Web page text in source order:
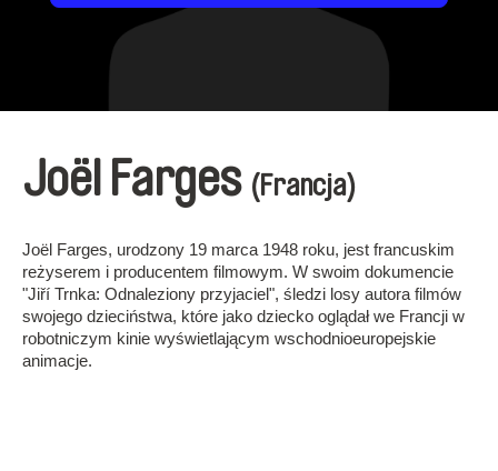
Joël Farges (Francja)
Joël Farges, urodzony 19 marca 1948 roku, jest francuskim
reżyserem i producentem filmowym. W swoim dokumencie
"Jiří Trnka: Odnaleziony przyjaciel", śledzi losy autora filmów
swojego dzieciństwa, które jako dziecko oglądał we Francji w
robotniczym kinie wyświetlającym wschodnioeuropejskie
animacje.